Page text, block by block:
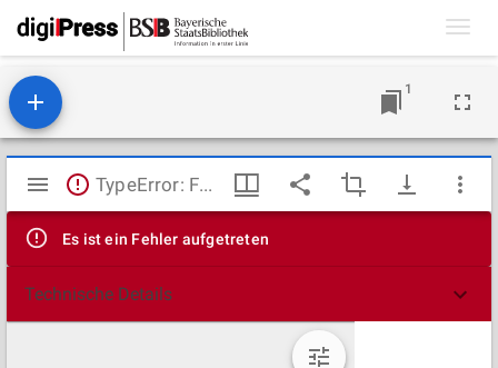
1
Mirador
Viewer
TypeError: Failed to fetch
Es ist ein Fehler aufgetreten
Technische Details